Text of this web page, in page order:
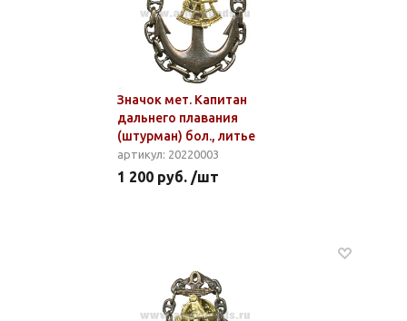
Значок мет. Капитан
дальнего плавания
(штурман) бол., литье
артикул: 20220003
1 200 руб. /шт